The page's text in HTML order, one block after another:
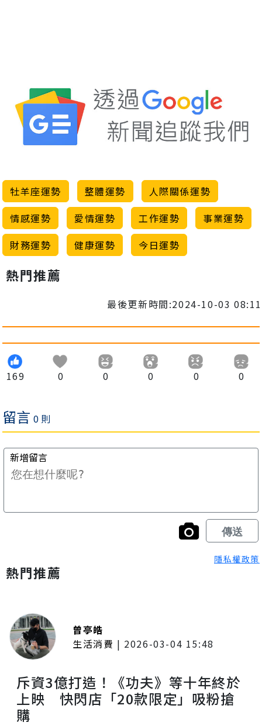
牡羊座運勢 整體運勢
人際關係運勢
情感運勢
愛情運勢 工作運勢
事業運勢
財務運勢
健康運勢 今日運勢
熱門推薦
最後更新時間:2024-10-03 08:11
169 0 0 0 0 0
隱私權政策
熱門推薦
曾亭皓
生活消費 | 2026-03-04 15:48
斥資3億打造！《功夫》等十年終於
上映 快閃店「20款限定」吸粉搶
購